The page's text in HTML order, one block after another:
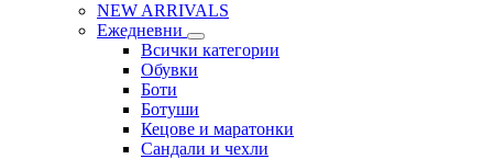
NEW ARRIVALS
Ежедневни
Всички категории
Обувки
Боти
Ботуши
Кецове и маратонки
Сандали и чехли